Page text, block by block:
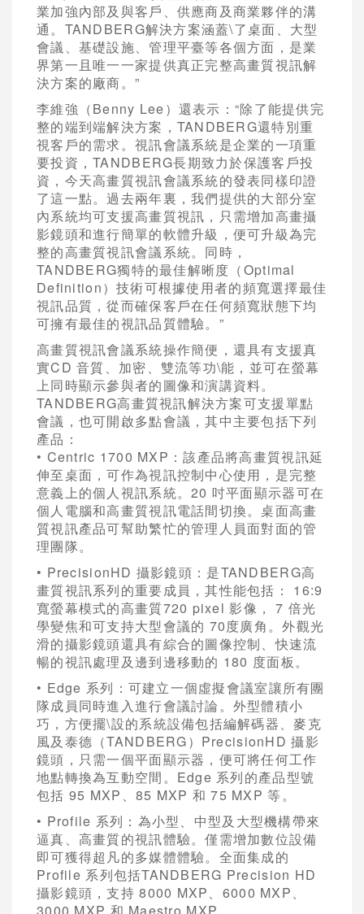
業加強內部及與客戶、供應商及商業夥伴的溝
通。TANDBERG解決方案涵蓋\了桌面、大型
會議、基礎設施、管理平臺等各個方面，是業
界第一且唯一一家提供真正完整高畫質視訊解
決方案的廠商。”
李維強（Benny Lee）還表示：“除了能提供完
整的端到端解決方案，TANDBERG還特別重
視客戶的需求。視訊會議系統是企業的一項重
要投資，TANDBERG長期致力於保護客戶投
資，今天高畫質視訊會議系統的發表同樣印證
了這一點。過去兩年裏，我們提供的大部分室
內系統均可支援高畫質視訊，只需增加高畫攝
影鏡頭和進行簡單的軟體升級，便可升級為完
整的高畫質視訊會議系統。同時，
TANDBERG獨特的最佳解晰度（Optimal
Definition）技術可根據使用者的頻寬選擇最佳
視訊品質，從而確保客戶在任何頻寬狀態下均
可擁有最佳的視訊品質體驗。”
高畫質視訊會議系統操作簡便，還具有支援真
實CD 音質、加密、雙流等功\能，並可在螢幕
上同時顯示參與者的圖像和演講資料。
TANDBERG高畫質視訊解決方案可支援單點
會議，也可開啟多點會議，其中主要包括下列
產品：
• Centric 1700 MXP：該產品將高畫質視訊延
伸至桌面，可作為視訊控制中心使用，是完整
意義上的個人視訊系統。20 吋平面顯示器可在
個人電腦和高畫質視訊電話間切換。桌面高畫
質視訊產品可幫助繁忙的管理人員面對面的管
理團隊。
• PrecisionHD 攝影鏡頭：是TANDBERG高
畫質視訊系列的重要成員，其性能包括： 16:9
寬螢幕模式的高畫質720 pixel 影像， 7 倍光
學變焦和可支持大型會議的 70度廣角。外觀光
滑的攝影鏡頭還具有綜合的圖像控制、快速流
暢的視訊處理及邊到邊移動的 180 度面板。
• Edge 系列：可建立一個虛擬會議室讓所有團
隊成員同時進入進行會議討論。外型體積小
巧，方便擺\設的系統設備包括編解碼器、麥克
風及泰德（TANDBERG）PrecisionHD 攝影
鏡頭，只需一個平面顯示器，便可將任何工作
地點轉換為互動空間。Edge 系列的產品型號
包括 95 MXP、85 MXP 和 75 MXP 等。
• Profile 系列：為小型、中型及大型機構帶來
逼真、高畫質的視訊體驗。僅需增加數位設備
即可獲得超凡的多媒體體驗。全面集成的
Profile 系列包括TANDBERG Precision HD
攝影鏡頭，支持 8000 MXP、6000 MXP、